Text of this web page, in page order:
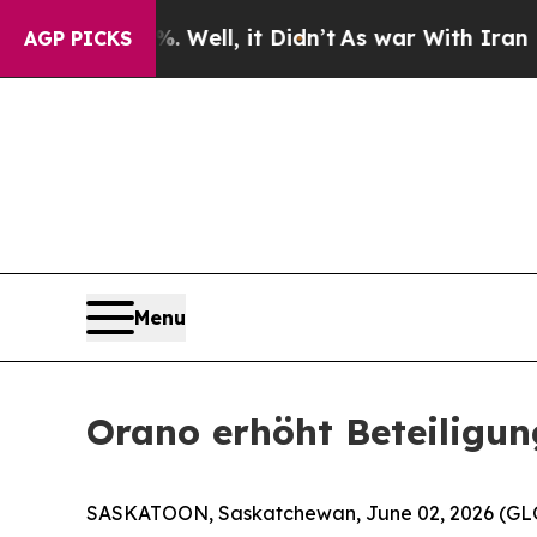
AGP PICKS
40%. Well, it Didn’t As war With Iran Drove
Menu
Orano erhöht
SASKATOON, Saskatchewan, June 02, 2026